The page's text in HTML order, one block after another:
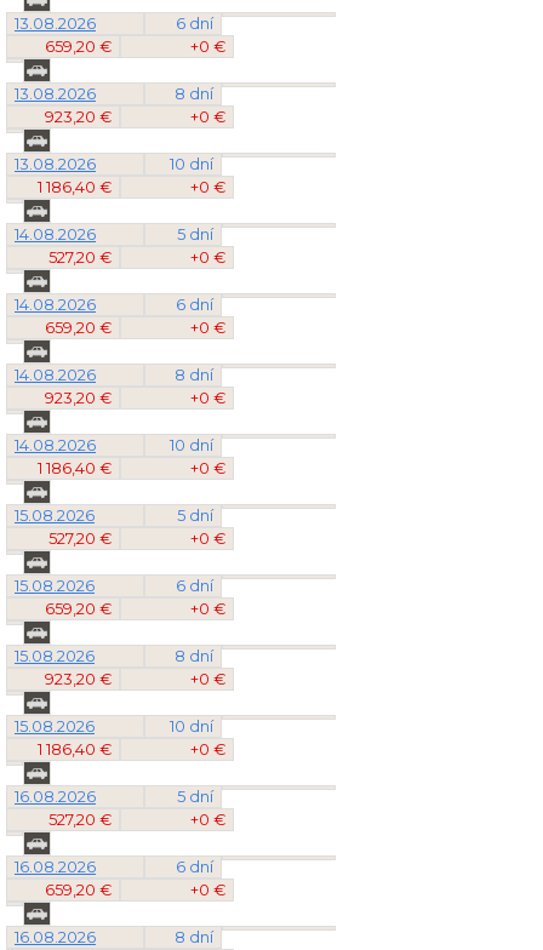
13.08.2026
6 dní
659,20 €
+0 €
13.08.2026
8 dní
923,20 €
+0 €
13.08.2026
10 dní
1 186,40 €
+0 €
14.08.2026
5 dní
527,20 €
+0 €
14.08.2026
6 dní
659,20 €
+0 €
14.08.2026
8 dní
923,20 €
+0 €
14.08.2026
10 dní
1 186,40 €
+0 €
15.08.2026
5 dní
527,20 €
+0 €
15.08.2026
6 dní
659,20 €
+0 €
15.08.2026
8 dní
923,20 €
+0 €
15.08.2026
10 dní
1 186,40 €
+0 €
16.08.2026
5 dní
527,20 €
+0 €
16.08.2026
6 dní
659,20 €
+0 €
16.08.2026
8 dní